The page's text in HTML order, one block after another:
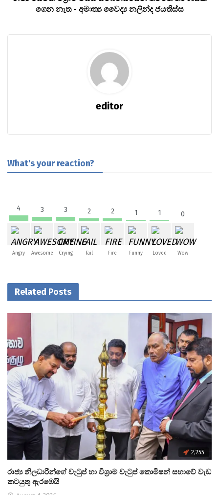
ගෙන නැත - අමාත්‍ය වෛද්‍ය නලින්ද ජයතිස්ස
editor
What's your reaction?
4
Angry
3
Awesome
3
Crying
2
Fail
2
Fire
1
Funny
1
Loved
0
Wow
Related Posts
2,255
රාජ්‍ය නිලධාරීන්ගේ වැටුප් හා විශ්‍රාම වැටුප් කොමිෂන් සභාවේ වැඩ
කටයුතු ඇරඹෙයි